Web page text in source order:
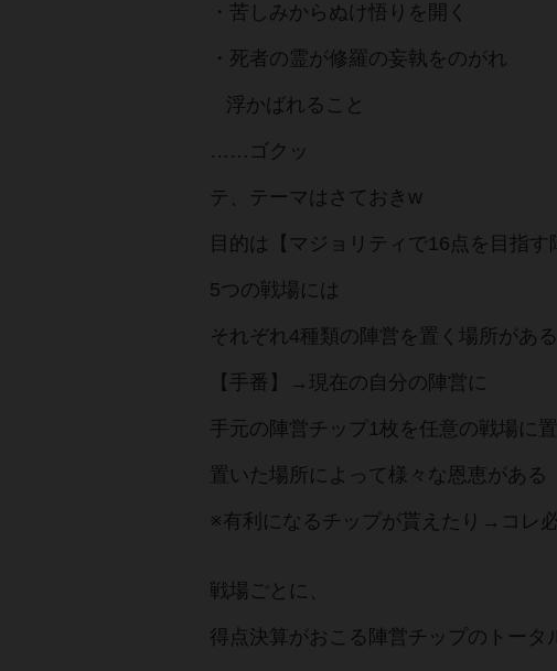
・苦しみからぬけ悟りを開く
・死者の霊が修羅の妄執をのがれ
浮かばれること
……ゴクッ
テ、テーマはさておきw
目的は【マジョリティで16点を目指す
5つの戦場には
それぞれ4種類の陣営を置く場所がある
【手番】→現在の自分の陣営に
手元の陣営チップ1枚を任意の戦場に置
置いた場所によって様々な恩恵がある
※有利になるチップが貰えたり→コレ
戦場ごとに、
得点決算がおこる陣営チップのトータ